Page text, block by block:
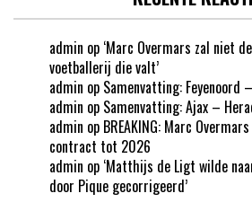
admin op ‘Marc Overmars zal niet
voetballerij die valt’
admin op Samenvatting: Feyenoord
admin op Samenvatting: Ajax –
admin op BREAKING: Marc
contract tot 2026
admin op ‘Matthijs de Ligt wilde
door Pique gecorrigeerd’